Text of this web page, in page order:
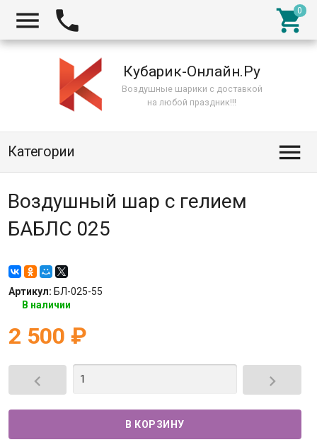
  
Кубарик-Онлайн.Ру
Воздушные шарики с доставкой
на любой праздник!!!
Категории 
Воздушный шар с гелием
БАБЛС 025
Артикул: БЛ-025-55
В наличии
2 500 ₽
 